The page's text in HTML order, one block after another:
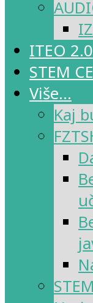
ITEO 2.0
STEM
Više…
Kaj